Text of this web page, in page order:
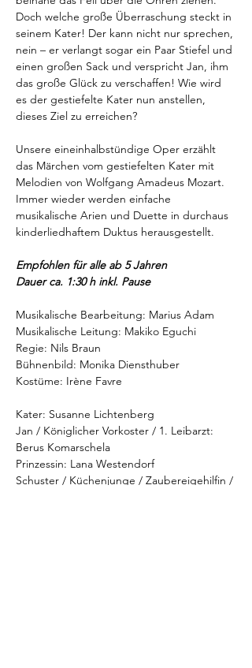
Doch welche große Überraschung steckt in
seinem Kater! Der kann nicht nur sprechen,
nein – er verlangt sogar ein Paar Stiefel und
einen großen Sack und verspricht Jan, ihm
das große Glück zu verschaffen! Wie wird
es der gestiefelte Kater nun anstellen,
dieses Ziel zu erreichen?
Unsere eineinhalbstündige Oper erzählt
das Märchen vom gestiefelten Kater mit
Melodien von Wolfgang Amadeus Mozart.
Immer wieder werden einfache
musikalische Arien und Duette in durchaus
kinderliedhaftem Duktus herausgestellt.
Empfohlen für alle ab 5 Jahren
Dauer ca. 1:30 h inkl. Pause
Musikalische Bearbeitung: Marius Adam
Musikalische Leitung: Makiko Eguchi
Regie: Nils Braun
Bühnenbild: Monika Diensthuber
Kostüme: Irène Favre
Kater: Susanne Lichtenberg
Jan / Königlicher Vorkoster / 1. Leibarzt:
Berus Komarschela
Prinzessin: Lana Westendorf
Schuster / Küchenjunge / Zaubereigehilfin /